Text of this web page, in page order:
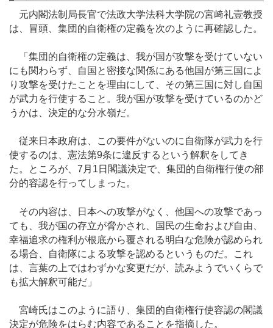
元内閣法制局長官で法政大学法科大学院の宮﨑礼壹教授
は、冒頭、集団的自衛権の定義を次のように再確認した。
「集団的自衛権の定義は、我が国が攻撃を受けていない
にも関わらず、自国と密接な関係にある他国が第三国によ
り攻撃を受けたことを理由にして、その第三国に対し自国
が武力を行使すること。我が国が攻撃を受けているのかど
うかは、決定的な分水嶺だ。
従来日本政府は、この要件がないのに自衛隊が武力を行
使するのは、憲法第9条に違反するという解釈をしてき
た。ところが、7月1日閣議決定で、集団的自衛権行使の部
分的容認を行ってしまった。
その内容は、日本への攻撃がなく、他国への攻撃であっ
ても、我が国の存立が脅かされ、国民の生命および自由、
幸福追求の権利が根底から覆される明白な危険が認められ
る場合、自衛隊による攻撃を認めるというものだ。これ
は、言葉の上ではわずかな変更だが、読みようでいくらで
も拡大解釈可能だ」
宮崎氏はこのように語り、集団的自衛権行使容認の閣議
決定が危険をはらむ内容であることを指摘した。